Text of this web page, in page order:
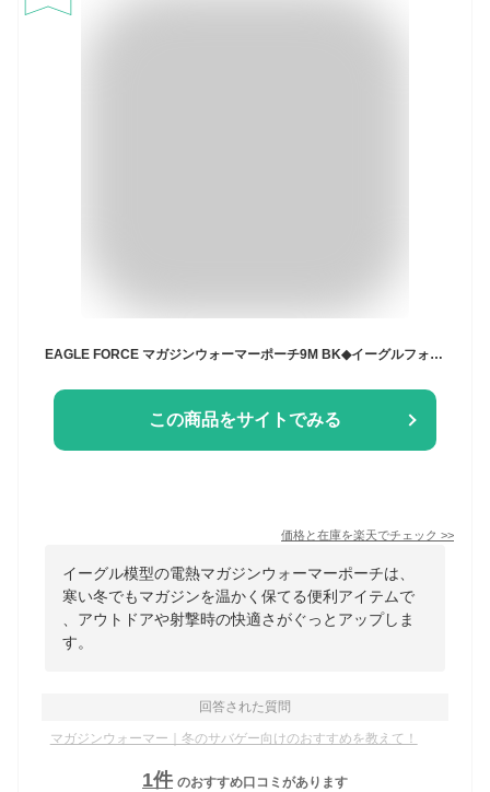
この商品をサイトでみる
価格と在庫を楽天でチェック >>
イーグル模型の電熱マガジンウォーマーポーチは、
寒い冬でもマガジンを温かく保てる便利アイテムで
、アウトドアや射撃時の快適さがぐっとアップしま
す。
回答された質問
マガジンウォーマー｜冬のサバゲー向けのおすすめを教えて！
1件 のおすすめ口コミがあります